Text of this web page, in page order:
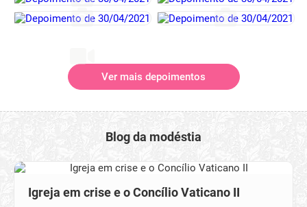
Ver mais depoimentos
Blog da modéstia
Igreja em crise e o Concílio Vaticano II